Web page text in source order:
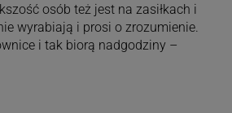
osób też jest na zasiłkach i
wyrabiają i prosi o zrozumienie.
i tak biorą nadgodziny –